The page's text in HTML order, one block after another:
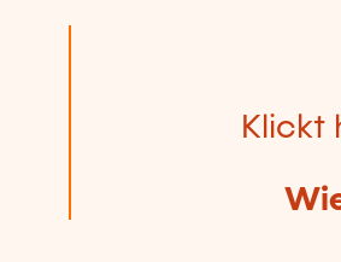
Klickt